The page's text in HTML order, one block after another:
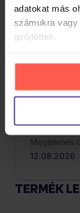
adatokat más
számukra
gyűjtöttek.
TERMÉK
Termék kódja
Import
Megjelenés
12.08.2026
TERMÉK